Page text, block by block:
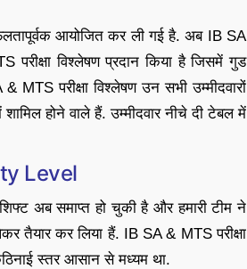
आयोजित कर ली गई है. अब IB SA
परीक्षा विश्लेषण प्रदान किया है जिसमें गुड
परीक्षा विश्लेषण उन सभी उम्मीदवारों
होने वाले हैं. उम्मीदवार नीचे दी टेबल में
Level
अब समाप्त हो चुकी है और हमारी टीम ने
तैयार कर लिया हैं. IB SA & MTS परीक्षा
स्तर आसान से मध्यम था.